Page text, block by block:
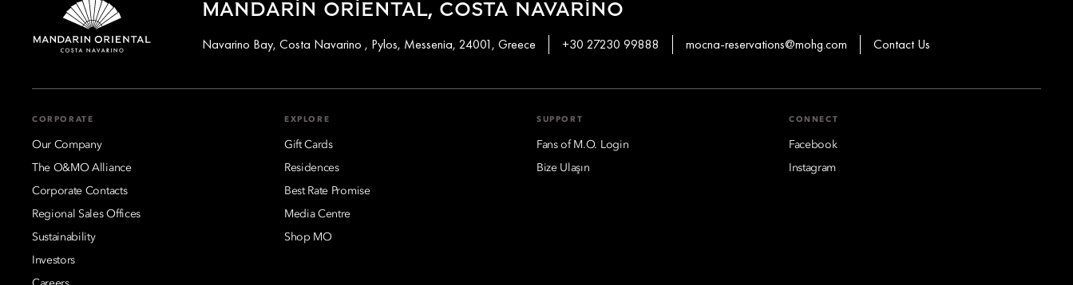
MANDARIN ORIENTAL, COSTA NAVARINO
Navarino Bay, Costa Navarino , Pylos, Messenia, 24001, Greece +30 27230 99888 mocna-reservations@mohg.com Contact Us
CORPORATE
Our Company
The O&MO Alliance
Corporate Contacts
Regional Sales Offices
Sustainability
Investors
EXPLORE
Gift Cards
Residences
Best Rate Promise
Media Centre
Shop MO
SUPPORT
Fans of M.O. Login
Bize Ulaşın
CONNECT
Facebook
Instagram